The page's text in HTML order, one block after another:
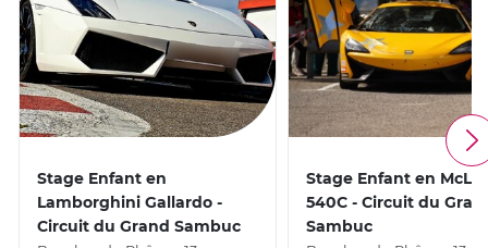
Stage Enfant en
Lamborghini Gallardo -
Circuit du Grand Sambuc
Stage Enfant en
540C - Circuit du
Sambuc